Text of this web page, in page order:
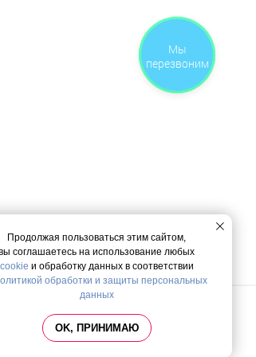
Политика конфиденциальности
определяемой
Продолжая пользоваться этим сайтом,
соглашаетесь на использование любых
cookie и обработку данных в соответствии
обработки и защиты персональных
данных
OK, ПРИНИМАЮ
Мы
Закажите
звонок